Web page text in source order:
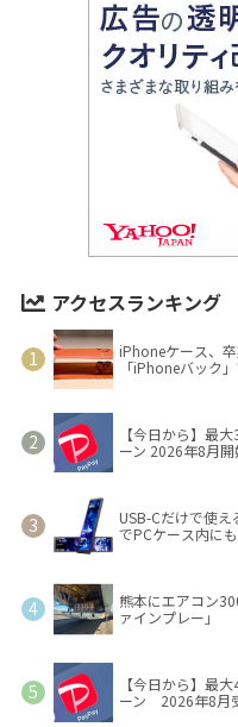
アクセスランキング
iPhoneケース、
「iPhoneバック
【今日から】最
ーン 2026年8月
USB-Cだけで使
でPCケース内に
熊本にエアコン
ァインプレー」
【今日から】最
ーン 2026年8月